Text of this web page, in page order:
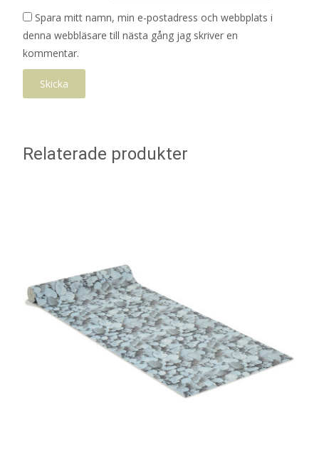
Spara mitt namn, min e-postadress och webbplats i
denna webbläsare till nästa gång jag skriver en
kommentar.
Relaterade produkter